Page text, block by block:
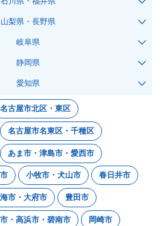
山梨県・長野県
岐阜県
静岡県
愛知県
名古屋市北区・東区
名古屋市名東区・千種区
あま市・津島市・愛西市
小牧市・犬山市 春日井市
市・大府市 豊田市
・高浜市・碧南市 岡崎市